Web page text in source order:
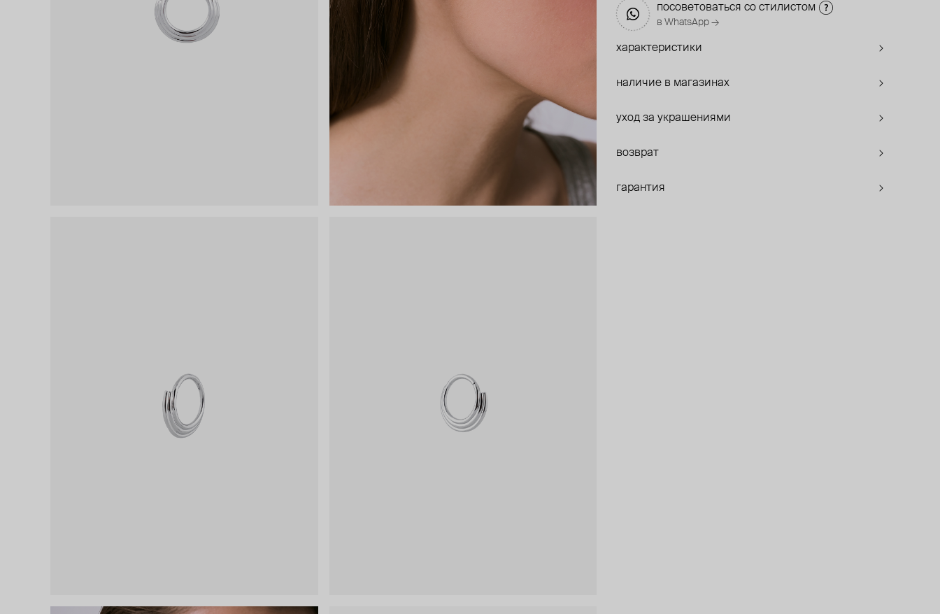
посоветоваться со стилистом
в WhatsApp →
характеристики
наличие в магазинах
уход за украшениями
возврат
гарантия